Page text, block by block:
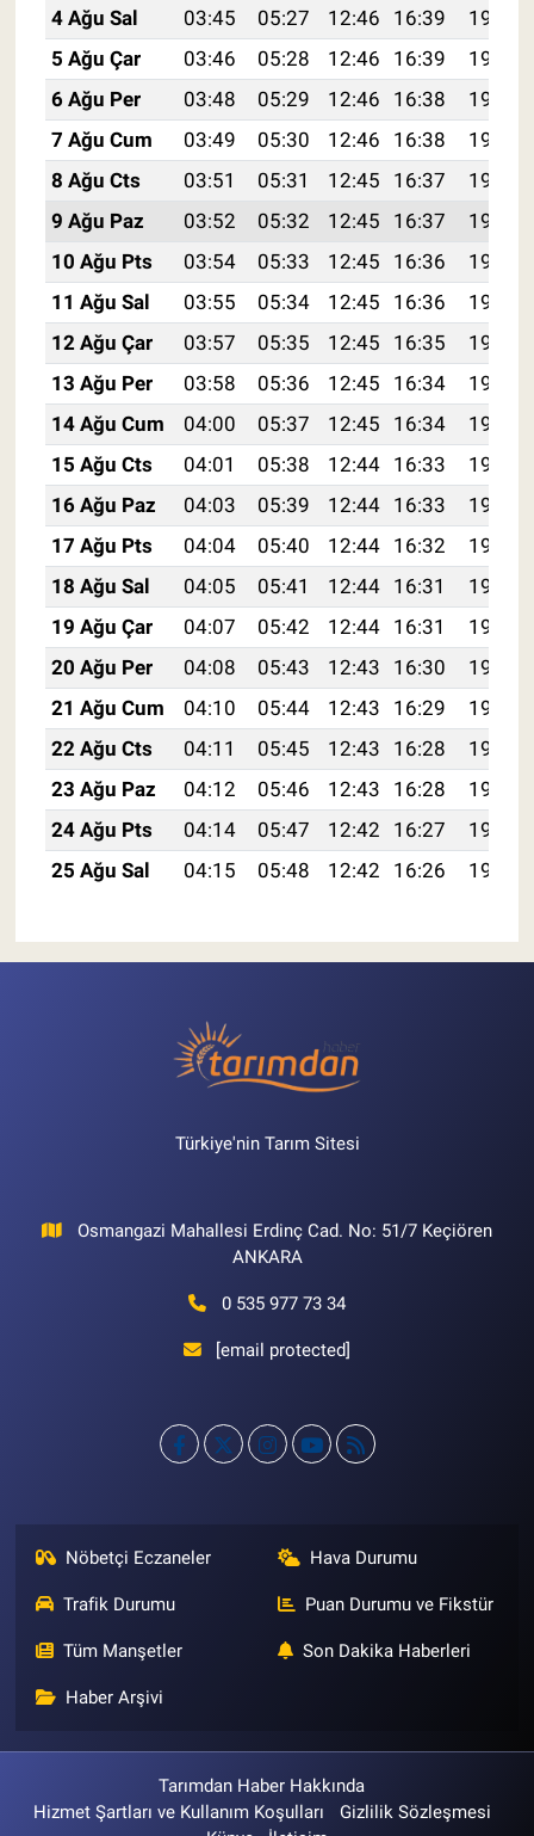
4 Ağu Sal
03:45 05:27 12:46 16:39
19:55
5 Ağu Çar
03:46 05:28 12:46 16:39
19:54
6 Ağu Per
03:48 05:29 12:46 16:38
19:53
7 Ağu Cum
03:49 05:30 12:46 16:38
19:51
8 Ağu Cts
03:51 05:31 12:45 16:37
19:50
9 Ağu Paz
03:52 05:32 12:45 16:37
19:49
10 Ağu Pts
03:54 05:33 12:45 16:36
19:48
11 Ağu Sal
03:55 05:34 12:45 16:36
19:46
12 Ağu Çar
03:57 05:35 12:45 16:35
19:45
13 Ağu Per
03:58 05:36 12:45 16:34
19:44
14 Ağu Cum
04:00 05:37 12:45 16:34
19:42
15 Ağu Cts
04:01 05:38 12:44 16:33
19:41
16 Ağu Paz
04:03 05:39 12:44 16:33
19:40
17 Ağu Pts
04:04 05:40 12:44 16:32
19:38
18 Ağu Sal
04:05 05:41 12:44 16:31
19:37
19 Ağu Çar
04:07 05:42 12:44 16:31
19:35
20 Ağu Per
04:08 05:43 12:43 16:30
19:34
21 Ağu Cum
04:10 05:44 12:43 16:29
19:33
22 Ağu Cts
04:11 05:45 12:43 16:28
19:31
23 Ağu Paz
04:12 05:46 12:43 16:28
19:30
24 Ağu Pts
04:14 05:47 12:42 16:27
19:28
25 Ağu Sal
04:15 05:48 12:42 16:26 19:26
Türkiye'nin Tarım Sitesi
Osmangazi Mahallesi Erdinç Cad. No: 51/7 Keçiören
ANKARA
0 535 977 73 34
[email protected]
Nöbetçi Eczaneler Hava Durumu
Trafik Durumu Puan Durumu ve Fikstür
Tüm Manşetler Son Dakika Haberleri
Haber Arşivi
Tarımdan Haber Hakkında
Hizmet Şartları ve Kullanım Koşulları
Gizlilik Sözleşmesi